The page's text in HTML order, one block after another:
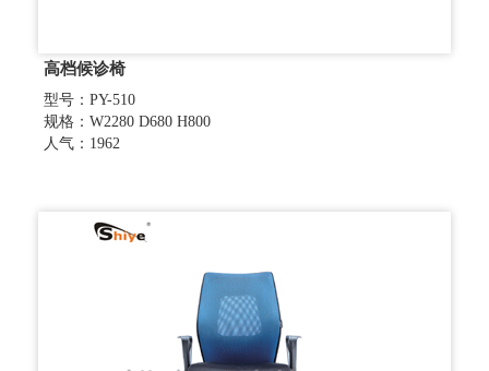
高档候诊椅
型号：PY-510
规格：W2280 D680 H800
人气：1962